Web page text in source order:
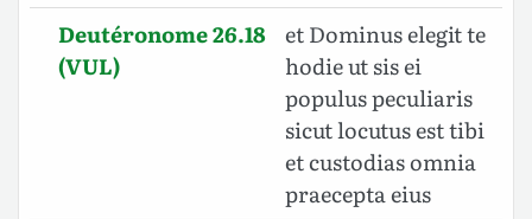
Deutéronome 26.18
(VUL)
et Dominus elegit te
hodie ut sis ei
populus peculiaris
sicut locutus est tibi
et custodias omnia
praecepta eius